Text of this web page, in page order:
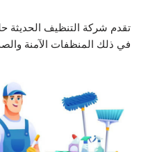
تقدم شركة التنظيف الحديثة
في ذلك المنظفات الآمنة